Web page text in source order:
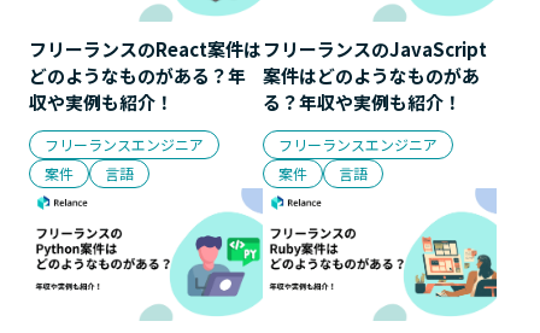
フリーランスのReact案件は
どのようなものがある？年
収や実例も紹介！
フリーランスエンジニア
案件
言語
フリーランスのJavaScript
案件はどのようなものがあ
る？年収や実例も紹介！
フリーランスエンジニア
案件
言語